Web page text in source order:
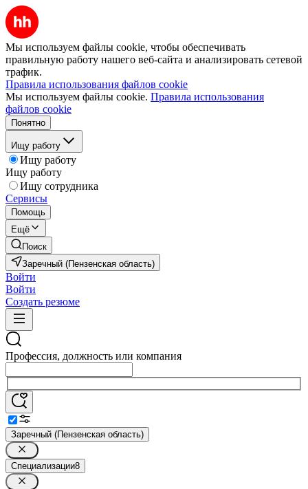
Мы используем файлы cookie, чтобы обеспечивать
правильную работу нашего веб-сайта и анализировать сетевой
трафик.
Правила использования файлов cookie
Мы используем файлы cookie. Правила использования
файлов cookie
Понятно
Ищу работу
Ищу работу
Ищу работу
Ищу сотрудника
Сервисы
Помощь
Ещё
Поиск
Заречный (Пензенская область)
Войти
Войти
Создать резюме
Профессия, должность или компания
Заречный (Пензенская область)
Специализации8